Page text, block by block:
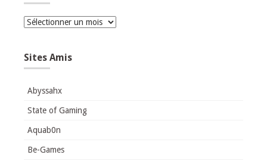
Archives
Sites Amis
Abyssahx
State of Gaming
Aquab0n
Be-Games